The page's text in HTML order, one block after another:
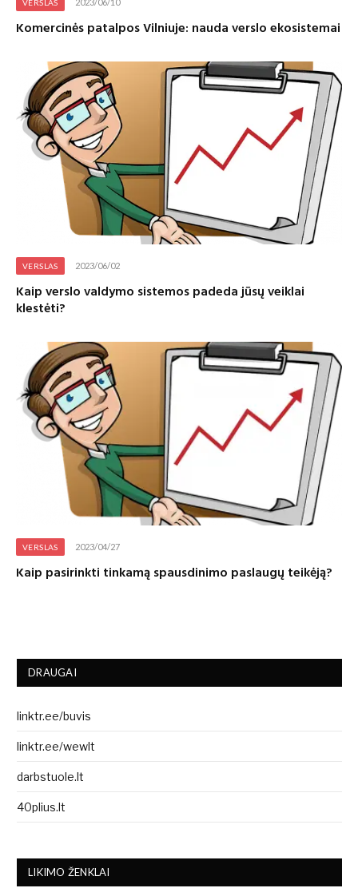
VERSLAS
Komercinės patalpos Vilniuje: nauda verslo ekosistemai
VERSLAS 2023/06/02
Kaip verslo valdymo sistemos padeda jūsų veiklai
klestėti?
VERSLAS 2023/04/27
Kaip pasirinkti tinkamą spausdinimo paslaugų teikėją?
DRAUGAI
linktr.ee/buvis
linktr.ee/wewlt
darbstuole.lt
40plius.lt
LIKIMO ŽENKLAI